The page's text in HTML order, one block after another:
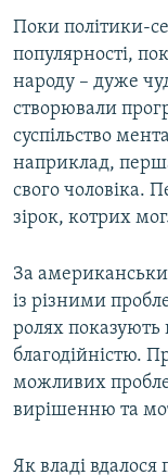
Поки політики-
популярності,
народу – дуже
створювали
суспільство
наприклад,
свого чоловіка.
зірок, котрих
За
із різними
ролях
благодійністю.
можливих
вирішенню та
Як владі